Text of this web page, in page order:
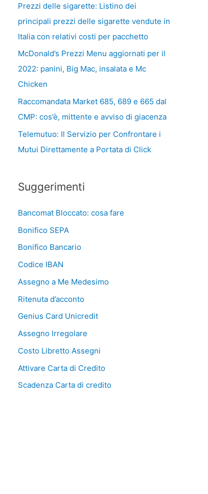
Prezzi delle sigarette: Listino dei
principali prezzi delle sigarette vendute in
Italia con relativi costi per pacchetto
McDonald’s Prezzi Menu aggiornati per il
2022: panini, Big Mac, insalata e Mc
Chicken
Raccomandata Market 685, 689 e 665 dal
CMP: cos’è, mittente e avviso di giacenza
Telemutuo: Il Servizio per Confrontare i
Mutui Direttamente a Portata di Click
Suggerimenti
Bancomat Bloccato: cosa fare
Bonifico SEPA
Bonifico Bancario
Codice IBAN
Assegno a Me Medesimo
Ritenuta d’acconto
Genius Card Unicredit
Assegno Irregolare
Costo Libretto Assegni
Attivare Carta di Credito
Scadenza Carta di credito